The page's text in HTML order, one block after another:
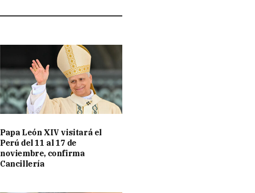
Papa León XIV visitará el
Perú del 11 al 17 de
noviembre, confirma
Cancillería